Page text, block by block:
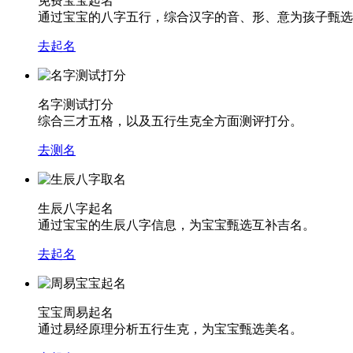
通过宝宝的八字五行，综合汉字的音、形、意为孩子甄
去起名
名字测试打分
综合三才五格，以及五行生克全方面测评打分。
去测名
生辰八字起名
通过宝宝的生辰八字信息，为宝宝甄选互补吉名。
去起名
宝宝周易起名
通过易经原理分析五行生克，为宝宝甄选美名。